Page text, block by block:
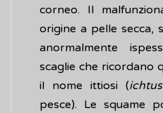
corneo. Il
origine a pelle secca,
anormalmente
scaglie che ricordano
il nome ittiosi (ichtus
pesce). Le squame